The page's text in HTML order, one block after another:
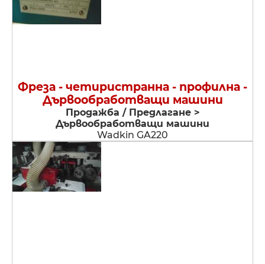
Фреза - четиристранна - профилна -
Дървообработващи машини
Продажба / Предлагане >
Дървообработващи машини
Wadkin GA220